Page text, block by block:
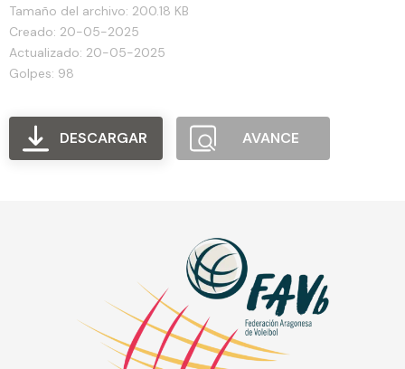
Tamaño del archivo: 200.18 KB
Creado: 20-05-2025
Actualizado: 20-05-2025
Golpes: 98
DESCARGAR AVANCE